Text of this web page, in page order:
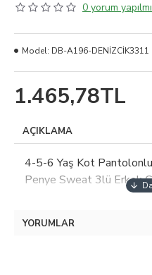
0 yorum
1.465,78TL
Model: DB-A196-DENİZCİK3311
AÇIKLAMA
4-5-6 Yaş Kot
Penye Sweat 3lü Erkek
YORUMLAR